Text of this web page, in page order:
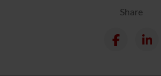
Share